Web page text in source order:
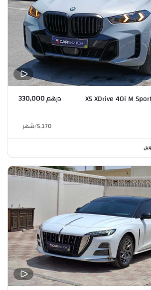
درهم 330,000
5,170
/شهر